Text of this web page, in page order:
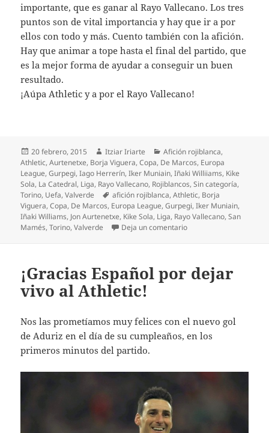
importante, que es ganar al Rayo Vallecano. Los tres
puntos son de vital importancia y hay que ir a por
ellos con todo y más. Cuento también con la afición.
Hay que animar a tope hasta el final del partido, que
es la mejor forma de ayudar a conseguir un buen
resultado.
¡Aúpa Athletic y a por el Rayo Vallecano!
Publicado
el
20 febrero, 2015 Autor
Itziar Iriarte Categorías
Afición rojiblanca,
Athletic,Aurtenetxe, Borja Viguera,Copa, De Marcos, Europa
League,Gurpegi,Iago Herrerín,Iker Muniain,Iñaki Williiams, Kike
Sola, La Catedral, Liga, Rayo Vallecano, Rojiblancos,Sin categoría,
Torino, Uefa,Valverde Etiquetas
afición rojiblanca,Athletic, Borja
Viguera,Copa, De Marcos, Europa League,Gurpegi,Iker Muniain,
Iñaki Williams, Jon Aurtenetxe, Kike Sola, Liga, Rayo Vallecano,San
Mamés,Torino,Valverde Deja un comentarioen ¡Gran resultado en
¡Gracias Español por dejar
vivo al Athletic!
Nos las prometíamos muy felices con el nuevo gol
de Aduriz en el día de su cumpleaños, en los
primeros minutos del partido.